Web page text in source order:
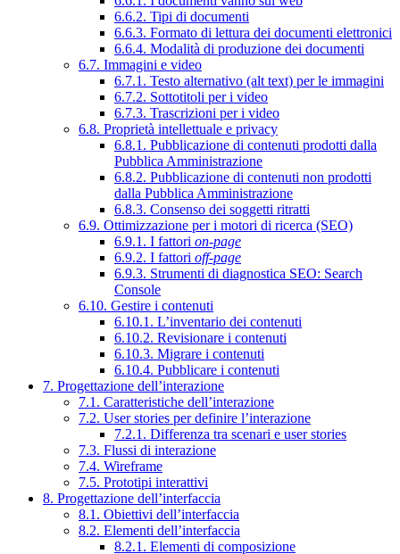
6.6.2. Tipi di documenti
6.6.3. Formato di lettura dei documenti elettronici
6.6.4. Modalità di produzione dei documenti
6.7. Immagini e video
6.7.1. Testo alternativo (alt text) per le immagini
6.7.2. Sottotitoli per i video
6.7.3. Trascrizioni per i video
6.8. Proprietà intellettuale e privacy
6.8.1. Pubblicazione di contenuti prodotti dalla
Pubblica Amministrazione
6.8.2. Pubblicazione di contenuti non prodotti
dalla Pubblica Amministrazione
6.8.3. Consenso dei soggetti ritratti
6.9. Ottimizzazione per i motori di ricerca (SEO)
6.9.1. I fattori on-page
6.9.2. I fattori off-page
6.9.3. Strumenti di diagnostica SEO: Search
Console
6.10. Gestire i contenuti
6.10.1. L’inventario dei contenuti
6.10.2. Revisionare i contenuti
6.10.3. Migrare i contenuti
6.10.4. Pubblicare i contenuti
7. Progettazione dell’interazione
7.1. Caratteristiche dell’interazione
7.2. User stories per definire l’interazione
7.2.1. Differenza tra scenari e user stories
7.3. Flussi di interazione
7.4. Wireframe
7.5. Prototipi interattivi
8. Progettazione dell’interfaccia
8.1. Obiettivi dell’interfaccia
8.2. Elementi dell’interfaccia
8.2.1. Elementi di composizione